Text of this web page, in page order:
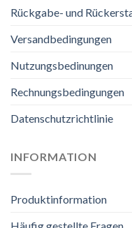
Rückgabe- und
Versandbedingungen
Nutzungsbedinungen
Rechnungsbedingungen
Datenschutzrichtlinie
INFORMATION
Produktinformation
Häufig gestellte Fragen